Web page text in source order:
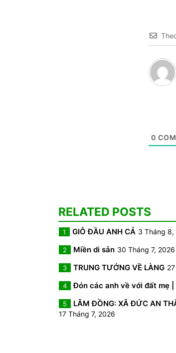
0
RELATED POSTS
1 GIỖ ĐẦU ANH CẢ 3 Tháng 8,
2 Miền di sản 30 Tháng 7, 2026
3 TRUNG TƯỚNG VỀ LÀNG
4 Đón các anh về với đất mẹ |
5 LÂM ĐỒNG: XÃ ĐỨC AN
17 Tháng 7, 2026